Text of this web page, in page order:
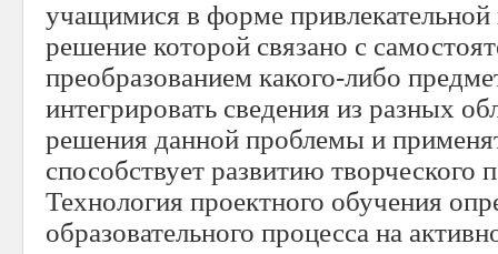
учащимися в форме
решение которой связано с
преобразованием какого-либо
интегрировать сведения из разных
решения данной проблемы и
способствует развитию творческого
Технология проектного обучения
образовательного процесса на